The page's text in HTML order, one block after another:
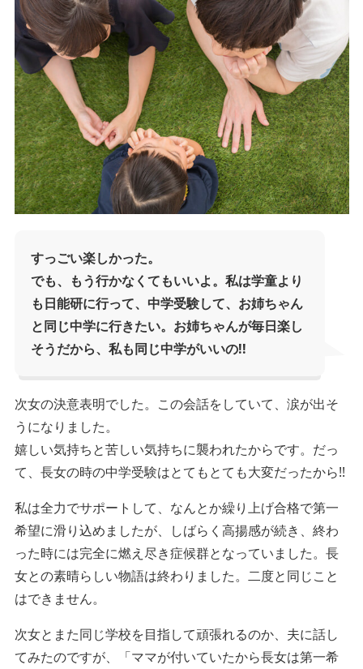
すっごい楽しかった。
でも、もう行かなくてもいいよ。私は学童より
も日能研に行って、中学受験して、お姉ちゃん
と同じ中学に行きたい。お姉ちゃんが毎日楽し
そうだから、私も同じ中学がいいの!!
次女の決意表明でした。この会話をしていて、涙が出そ
うになりました。
嬉しい気持ちと苦しい気持ちに襲われたからです。だっ
て、長女の時の中学受験はとてもとても大変だったから!!
私は全力でサポートして、なんとか繰り上げ合格で第一
希望に滑り込めましたが、しばらく高揚感が続き、終わ
った時には完全に燃え尽き症候群となっていました。長
女との素晴らしい物語は終わりました。二度と同じこと
はできません。
次女とまた同じ学校を目指して頑張れるのか、夫に話し
てみたのですが、「ママが付いていたから長女は第一希